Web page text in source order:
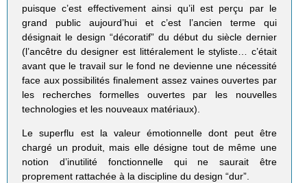
puisque c’est effectivement ainsi qu’il est perçu par le
grand public aujourd’hui et c’est l’ancien terme qui
désignait le design “décoratif” du début du siècle dernier
(l’ancêtre du designer est littéralement le styliste… c’était
avant que le travail sur le fond ne devienne une nécessité
face aux possibilités finalement assez vaines ouvertes par
les recherches formelles ouvertes par les nouvelles
technologies et les nouveaux matériaux).
Le superflu est la valeur émotionnelle dont peut être
chargé un produit, mais elle désigne tout de même une
notion d’inutilité fonctionnelle qui ne saurait être
proprement rattachée à la discipline du design “dur”.